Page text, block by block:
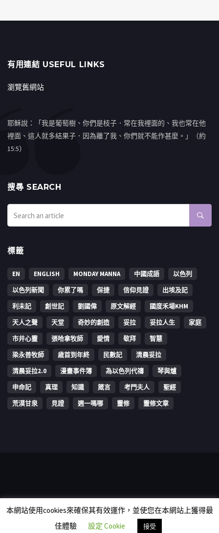
有用連結 USEFUL LINKS
瀏覽舊網站
耶穌說：「我是葡萄樹、你們是枝子．常在我裡面的、我也常在他
裡面、這人就多結果子．因為離了我、你們就不能作甚麼。」（約
15:5）
搜㝷 SEARCH
標籤
EN ENGLISH MONDAY MANNA 中國成語
以色列
以色列新聞
你累了嗎 保捷 信仰見證
出埃及記
利未記
創世記 劉國偉 原文解經
國度禾場KHM
天人之聲
天堂 奇妙的創造 妥拉 妥拉人生
家庭
市井心靈
張哈拿牧師 愛情 敬拜
智慧
梁永善牧師
歳首到年終 民數記
清晨妥拉
清晨妥拉2.0
漫畫事件簿 為以色列代禱
琴與爐
申命記
真理 知識 箴言 考門夫人
聖經
荒漠甘泉
見證 週一嗎哪 靈修 靈修文章
rights reserved.
本網站使用cookies來確保其有效運作，並使您在本網站上獲得最
佳體驗
設定 Cookie 接受